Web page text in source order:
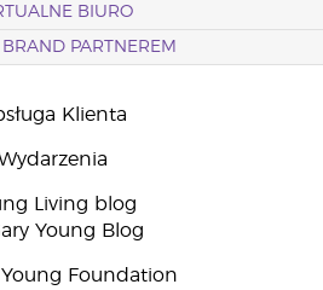
BIURO
PARTNEREM
Klienta
Living blog
Young Blog
Young Foundation